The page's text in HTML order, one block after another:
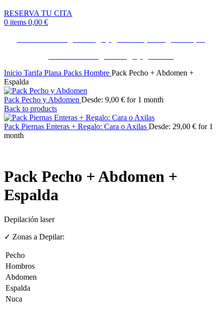
RESERVA TU CITA
0 items 0,00 €
Inicio Tarifa Plana Packs Hombre Pack Pecho + Abdomen +
Espalda
Pack Pecho y Abdomen Desde: 9,00 € for 1 month
Back to products
Pack Piernas Enteras + Regalo: Cara o Axilas Desde: 29,00 € for 1
month
Pack Pecho + Abdomen +
Espalda
Depilación laser
✓ Zonas a Depilar:
Pecho
Hombros
Abdomen
Espalda
Nuca